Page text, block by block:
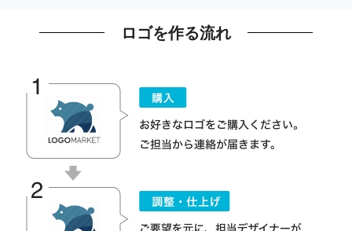
ロゴを作る流れ